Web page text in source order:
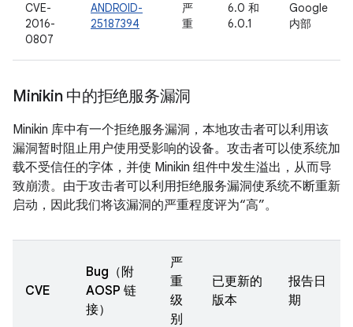
CVE-
2016-
0807
ANDROID-
25187394
严
重
6.0 和
6.0.1
Google
内部
Minikin 中的拒绝服务漏洞
Minikin 库中有一个拒绝服务漏洞，本地攻击者可以利用该
漏洞暂时阻止用户使用受影响的设备。攻击者可以使系统加
载不受信任的字体，并使 Minikin 组件中发生溢出，从而导
致崩溃。由于攻击者可以利用拒绝服务漏洞使系统不断重新
启动，因此我们将该漏洞的严重程度评为“高”。
CVE
Bug（附
AOSP 链
接）
严
重
级
别
已更新的
版本
报告日
期